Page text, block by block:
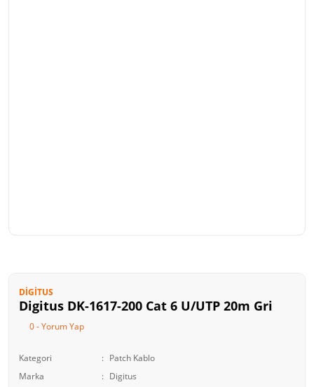
DIGITUS
Digitus DK-1617-200 Cat 6 U/UTP 20m Gri
0 - Yorum Yap
Kategori
Patch Kablo
Marka
Digitus